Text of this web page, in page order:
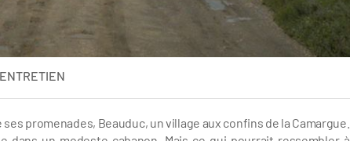
ENTRETIEN
promenades, Beauduc, un village aux confins de la Camargue.